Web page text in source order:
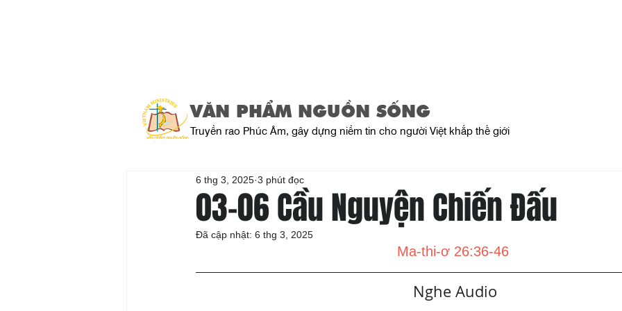
VĂN PHẨM NGUỒN SỐNG
Truyền rao Phúc Âm, gây dựng niềm tin cho người Việt khắp thế giới
03-06 Cầu Nguyện Chiến Đấu
6 thg 3, 2025 3 phút đọc
Đã cập nhật: 6 thg 3, 2025
Ma-thi-ơ 26:36-46
   Nghe Audio